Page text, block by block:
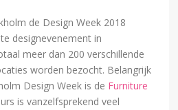
de Design Week 2018
designevenement in
meer dan 200 verschillende
worden bezocht. Belangrijk
Design Week is de Furniture
is vanzelfsprekend veel